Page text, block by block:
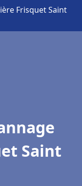
Frisquet Saint
Saint